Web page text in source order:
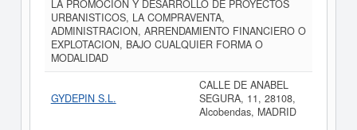
LA PROMOCION Y DESARROLLO DE PROYECTOS
URBANISTICOS, LA COMPRAVENTA,
ADMINISTRACION, ARRENDAMIENTO FINANCIERO O
EXPLOTACION, BAJO CUALQUIER FORMA O
MODALIDAD
GYDEPIN S.L.
CALLE DE ANABEL
SEGURA, 11, 28108,
Alcobendas, MADRID